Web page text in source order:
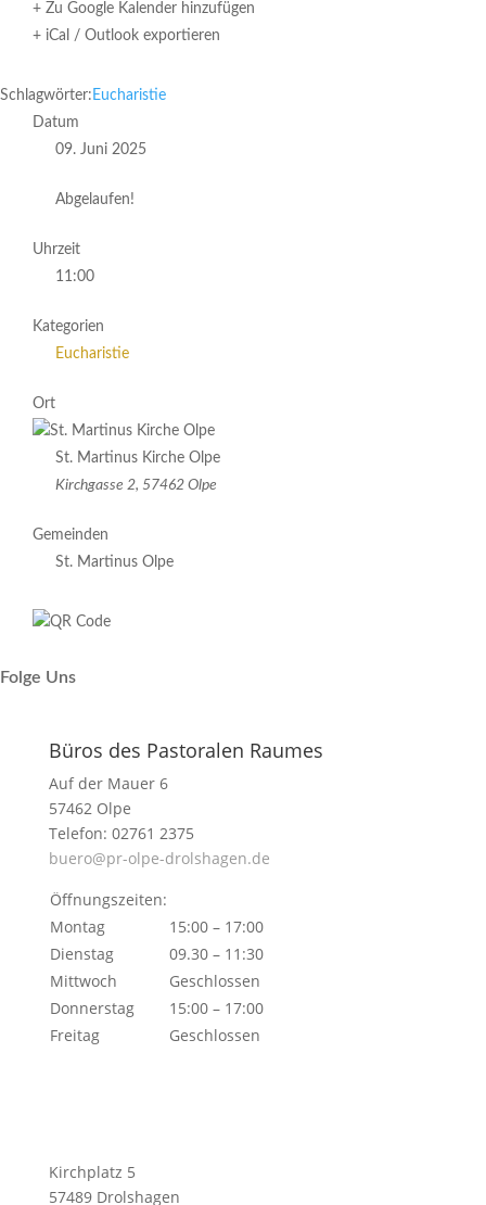
+ Zu Google Kalender hinzufügen
+ iCal / Outlook exportieren
Schlagwörter: Eucharistie
Datum
09. Juni 2025
Abgelaufen!
Uhrzeit
11:00
Kategorien
Eucharistie
Ort
St. Martinus Kirche Olpe
Kirchgasse 2, 57462 Olpe
Gemeinden
St. Martinus Olpe
Folge Uns
Büros des Pastoralen Raumes
Auf der Mauer 6
57462 Olpe
Telefon: 02761 2375
buero@pr-olpe-drolshagen.de
Öffnungszeiten:
Montag
15:00 – 17:00
Dienstag
09.30 – 11:30
Mittwoch
Geschlossen
Donnerstag
15:00 – 17:00
Freitag
Geschlossen
Kirchplatz 5
57489 Drolshagen